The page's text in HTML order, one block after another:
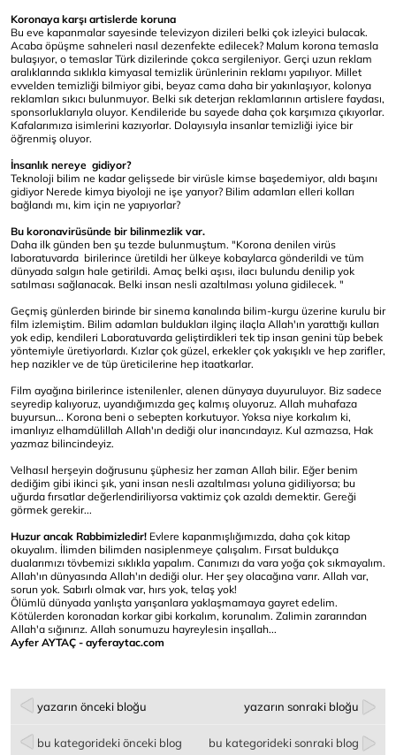
Koronaya karşı artislerde koruna
Bu eve kapanmalar sayesinde televizyon dizileri belki çok izleyici bulacak.
Acaba öpüşme sahneleri nasıl dezenfekte edilecek? Malum korona temasla
bulaşıyor, o temaslar Türk dizilerinde çokca sergileniyor. Gerçi uzun reklam
aralıklarında sıklıkla kimyasal temizlik ürünlerinin reklamı yapılıyor. Millet
evvelden temizliği bilmiyor gibi, beyaz cama daha bir yakınlaşıyor, kolonya
reklamları sıkıcı bulunmuyor. Belki sık deterjan reklamlarının artislere faydası,
sponsorluklarıyla oluyor. Kendileride bu sayede daha çok karşımıza çıkıyorlar.
Kafalarımıza isimlerini kazıyorlar. Dolayısıyla insanlar temizliği iyice bir
öğrenmiş oluyor.
İnsanlık nereye gidiyor?
Teknoloji bilim ne kadar gelişsede bir virüsle kimse başedemiyor, aldı başını
gidiyor Nerede kimya biyoloji ne işe yarıyor? Bilim adamları elleri kolları
bağlandı mı, kim için ne yapıyorlar?
Bu koronavirüsünde bir bilinmezlik var.
Daha ilk günden ben şu tezde bulunmuştum. "Korona denilen virüs
laboratuvarda birilerince üretildi her ülkeye kobaylarca gönderildi ve tüm
dünyada salgın hale getirildi. Amaç belki aşısı, ilacı bulundu denilip yok
satılması sağlanacak. Belki insan nesli azaltılması yoluna gidilecek. "
Geçmiş günlerden birinde bir sinema kanalında bilim-kurgu üzerine kurulu bir
film izlemiştim. Bilim adamları buldukları ilginç ilaçla Allah'ın yarattığı kulları
yok edip, kendileri Laboratuvarda geliştirdikleri tek tip insan genini tüp bebek
yöntemiyle üretiyorlardı. Kızlar çok güzel, erkekler çok yakışıklı ve hep zarifler,
hep nazikler ve de tüp üreticilerine hep itaatkarlar.
Film ayağına birilerince istenilenler, alenen dünyaya duyuruluyor. Biz sadece
seyredip kalıyoruz, uyandığımızda geç kalmış oluyoruz. Allah muhafaza
buyursun... Korona beni o sebepten korkutuyor. Yoksa niye korkalım ki,
imanlıyız elhamdülillah Allah'ın dediği olur inancındayız. Kul azmazsa, Hak
yazmaz bilincindeyiz.
Velhasıl herşeyin doğrusunu şüphesiz her zaman Allah bilir. Eğer benim
dediğim gibi ikinci şık, yani insan nesli azaltılması yoluna gidiliyorsa; bu
uğurda fırsatlar değerlendiriliyorsa vaktimiz çok azaldı demektir. Gereği
görmek gerekir...
Huzur ancak Rabbimizledir! Evlere kapanmışlığımızda, daha çok kitap
okuyalım. İlimden bilimden nasiplenmeye çalışalım. Fırsat buldukça
dualarımızı tövbemizi sıklıkla yapalım. Canımızı da vara yoğa çok sıkmayalım.
Allah'ın dünyasında Allah'ın dediği olur. Her şey olacağına varır. Allah var,
sorun yok. Sabırlı olmak var, hırs yok, telaş yok!
Ölümlü dünyada yanlışta yarışanlara yaklaşmamaya gayret edelim.
Kötülerden koronadan korkar gibi korkalım, korunalım. Zalimin zararından
Allah'a sığınırız. Allah sonumuzu hayreylesin inşallah...
Ayfer AYTAÇ - ayferaytac.com
yazarın önceki bloğu yazarın sonraki bloğu
bu kategorideki önceki blog bu kategorideki sonraki blog